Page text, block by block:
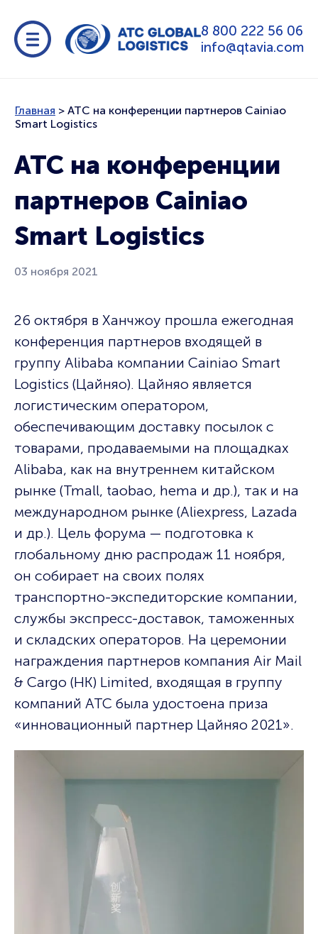
8 800 222 56 06
info@qtavia.com
Главная > ATC на конференции партнеров Cainiao
Smart Logistics
ATC на конференции
партнеров Cainiao
Smart Logistics
03 ноября 2021
26 октября в Ханчжоу прошла ежегодная
конференция партнеров входящей в
группу Alibaba компании Cainiao Smart
Logistics (Цайняо). Цайняо является
логистическим оператором,
обеспечивающим доставку посылок с
товарами, продаваемыми на площадках
Alibaba, как на внутреннем китайском
рынке (Tmall, taobao, hema и др.), так и на
международном рынке (Aliexpress, Lazada
и др.). Цель форума — подготовка к
глобальному дню распродаж 11 ноября,
он собирает на своих полях
транспортно-экспедиторские компании,
службы экспресс-доставок, таможенных
и складских операторов. На церемонии
награждения партнеров компания Air Mail
& Cargo (HK) Limited, входящая в группу
компаний АТС была удостоена приза
«инновационный партнер Цайняо 2021».